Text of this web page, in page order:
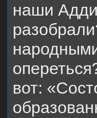
наши
вот: